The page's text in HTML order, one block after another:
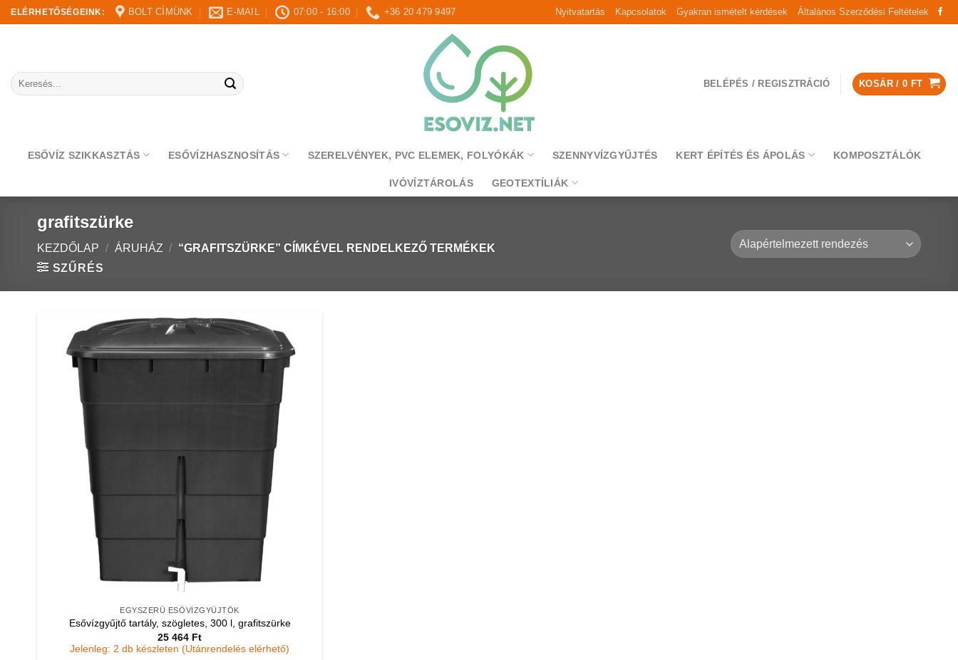
Skip
to
ELÉRHETŐSÉGEINK: BOLT CÍMÜNK E-MAIL 07:00 - 16:00 +36 20 479 9497 Nyitvatartás Kapcsolatok Gyakran ismételt kérdések Általános Szerződési Feltételek
Keresés
a
BELÉPÉS / REGISZTRÁCIÓ KOSÁR /0 FT
ESŐVÍZ SZIKKASZTÁS ESŐVÍZHASZNOSÍTÁS SZERELVÉNYEK, PVC ELEMEK, FOLYÓKÁK SZENNYVÍZGYŰJTÉS KERT ÉPÍTÉS ÉS ÁPOLÁS KOMPOSZTÁLÓK
IVÓVÍZTÁROLÁS GEOTEXTÍLIÁK
grafitszürke
KEZDŐLAP / ÁRUHÁZ / “GRAFITSZÜRKE” CÍMKÉVEL RENDELKEZŐ TERMÉKEK
SZŰRÉS
EGYSZERŰ ESŐVÍZGYŰJTŐK
Esővízgyűjtő tartály, szögletes, 300 l, grafitszürke
25 464 Ft
Jelenleg: 2 db készleten (Utánrendelés elérhető)